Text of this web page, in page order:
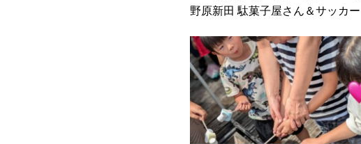
野原新田 駄菓子屋さん＆サッカー